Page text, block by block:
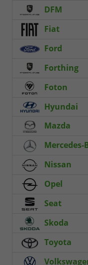
DFM
Fiat
Ford
Forthing
Foton
Hyundai
Mazda
Mercedes-
Nissan
Opel
Seat
Skoda
Toyota